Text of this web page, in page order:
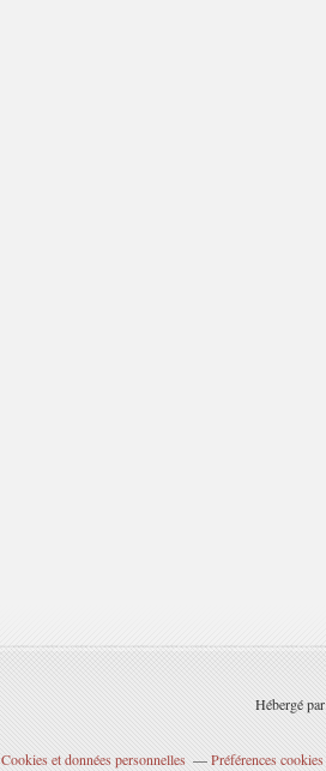
Hébergé par
Cookies et données personnelles Préférences cookies